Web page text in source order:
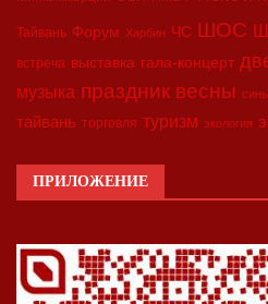
Тайвань Форум Харбин ЧС ШОС
встреча выставка гала-концерт
музыка праздник весны
тайвань торговля туризм экология
ПРИЛОЖЕНИЕ